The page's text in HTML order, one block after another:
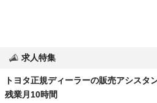
求人特集
トヨタ正規ディーラーの販売アシスタ
残業月10時間